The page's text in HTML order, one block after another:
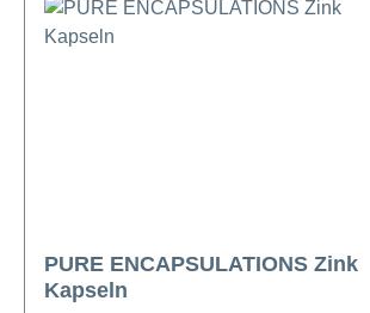
PURE ENCAPSULATIONS Zink
Kapseln